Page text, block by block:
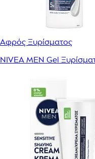
Αφρός Ξυρίσματος
NIVEA MEN Gel